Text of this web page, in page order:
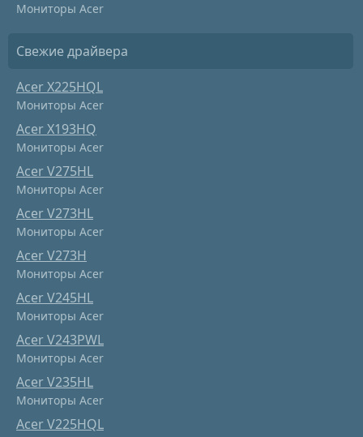
Мониторы Acer
Свежие драйвера
Acer X225HQL
Мониторы Acer
Acer X193HQ
Мониторы Acer
Acer V275HL
Мониторы Acer
Acer V273HL
Мониторы Acer
Acer V273H
Мониторы Acer
Acer V245HL
Мониторы Acer
Acer V243PWL
Мониторы Acer
Acer V235HL
Мониторы Acer
Acer V225HQL